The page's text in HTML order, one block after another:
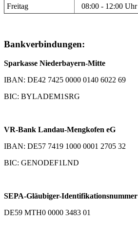
Freitag
08:00 - 12:00 Uhr
Bankverbindungen:
Sparkasse Niederbayern-Mitte
IBAN: DE42 7425 0000 0140 6022 69
BIC: BYLADEM1SRG
VR-Bank Landau-Mengkofen eG
IBAN: DE57 7419 1000 0001 2705 32
BIC: GENODEF1LND
SEPA-Gläubiger-Identifikationsnummer
DE59 MTH0 0000 3483 01